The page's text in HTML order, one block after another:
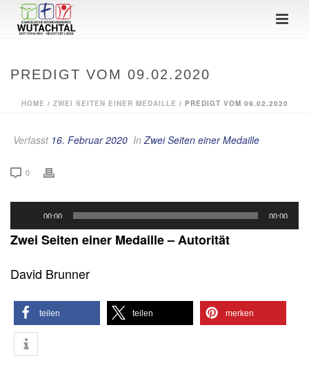
PREDIGT VOM 09.02.2020
HOME / ZWEI SEITEN EINER MEDAILLE / PREDIGT VOM 09.02.2020
Verfasst 16. Februar 2020 InZwei Seiten einer Medaille
0
Player
00:00 00:00
Zwei Seiten einer Medaille – Autorität
David Brunner
teilen teilen merken